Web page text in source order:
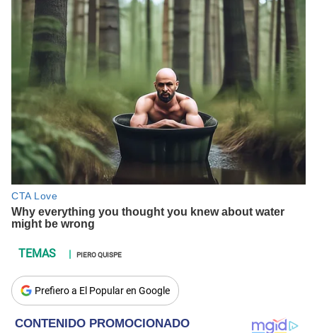
PIERO QUISPE
Prefiero a El Popular en Google